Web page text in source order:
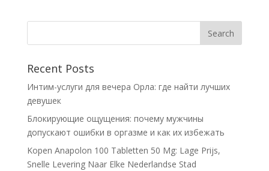
Recent Posts
Интим-услуги для вечера Орла: где найти лучших
девушек
Блокирующие ощущения: почему мужчины
допускают ошибки в оргазме и как их избежать
Kopen Anapolon 100 Tabletten 50 Mg: Lage Prijs,
Snelle Levering Naar Elke Nederlandse Stad